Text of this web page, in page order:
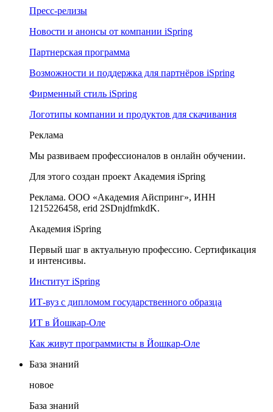
Пресс-релизы
Новости и анонсы от компании iSpring
Партнерская программа
Возможности и поддержка для партнёров iSpring
Фирменный стиль iSpring
Логотипы компании и продуктов для скачивания
Реклама
Мы развиваем профессионалов в онлайн обучении.
Для этого создан проект Академия iSpring
Реклама. ООО «Академия Айспринг», ИНН
1215226458, erid 2SDnjdfmkdK.
Академия iSpring
Первый шаг в актуальную профессию. Сертификация
и интенсивы.
Институт iSpring
ИТ-вуз с дипломом государственного образца
ИТ в Йошкар-Оле
Как живут программисты в Йошкар‑Оле
База знаний
новое
База знаний